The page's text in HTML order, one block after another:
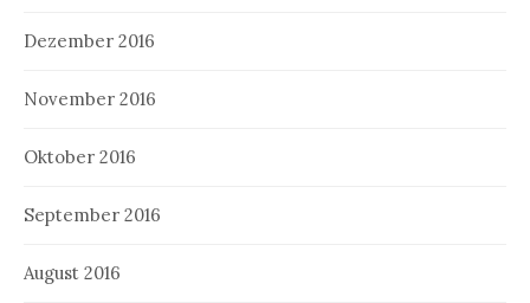
Dezember 2016
November 2016
Oktober 2016
September 2016
August 2016